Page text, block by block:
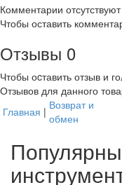
Комментарии отсутствуют
Чтобы оставить
Отзывы 0
Чтобы оcтавить отзыв и
Отзывов для данного
Главная | Возврат и
обмен